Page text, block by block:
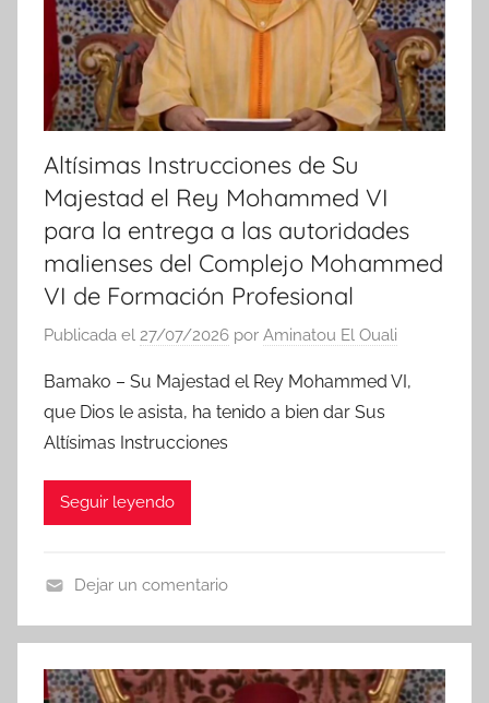
Altísimas Instrucciones de Su
Majestad el Rey Mohammed VI
para la entrega a las autoridades
malienses del Complejo Mohammed
VI de Formación Profesional
Publicada el 27/07/2026 por Aminatou El Ouali
Bamako – Su Majestad el Rey Mohammed VI,
que Dios le asista, ha tenido a bien dar Sus
Altísimas Instrucciones
Seguir leyendo
o
t
i
Dejar un comentario